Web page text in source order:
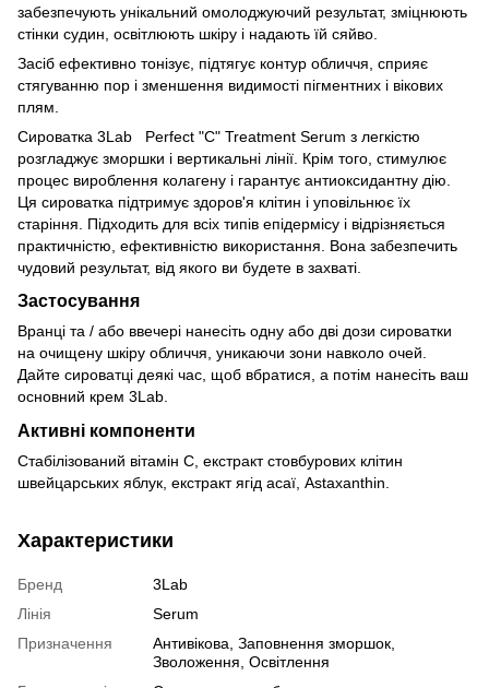
забезпечують унікальний омолоджуючий результат, зміцнюють
стінки судин, освітлюють шкіру і надають їй сяйво.
Засіб ефективно тонізує, підтягує контур обличчя, сприяє
стягуванню пор і зменшення видимості пігментних і вікових
плям.
Сироватка 3Lab Perfect "C" Treatment Serum з легкістю
розгладжує зморшки і вертикальні лінії. Крім того, стимулює
процес вироблення колагену і гарантує антиоксидантну дію.
Ця сироватка підтримує здоров'я клітин і уповільнює їх
старіння. Підходить для всіх типів епідермісу і відрізняється
практичністю, ефективністю використання. Вона забезпечить
чудовий результат, від якого ви будете в захваті.
Застосування
Вранці та / або ввечері нанесіть одну або дві дози сироватки
на очищену шкіру обличчя, уникаючи зони навколо очей.
Дайте сироватці деякі час, щоб вбратися, а потім нанесіть ваш
основний крем 3Lab.
Активні компоненти
Стабілізований вітамін С, екстракт стовбурових клітин
швейцарських яблук, екстракт ягід асаї, Astaxanthin.
Характеристики
Бренд
3Lab
Лінія
Serum
Призначення
Антивікова, Заповнення зморшок,
Зволоження, Освітлення